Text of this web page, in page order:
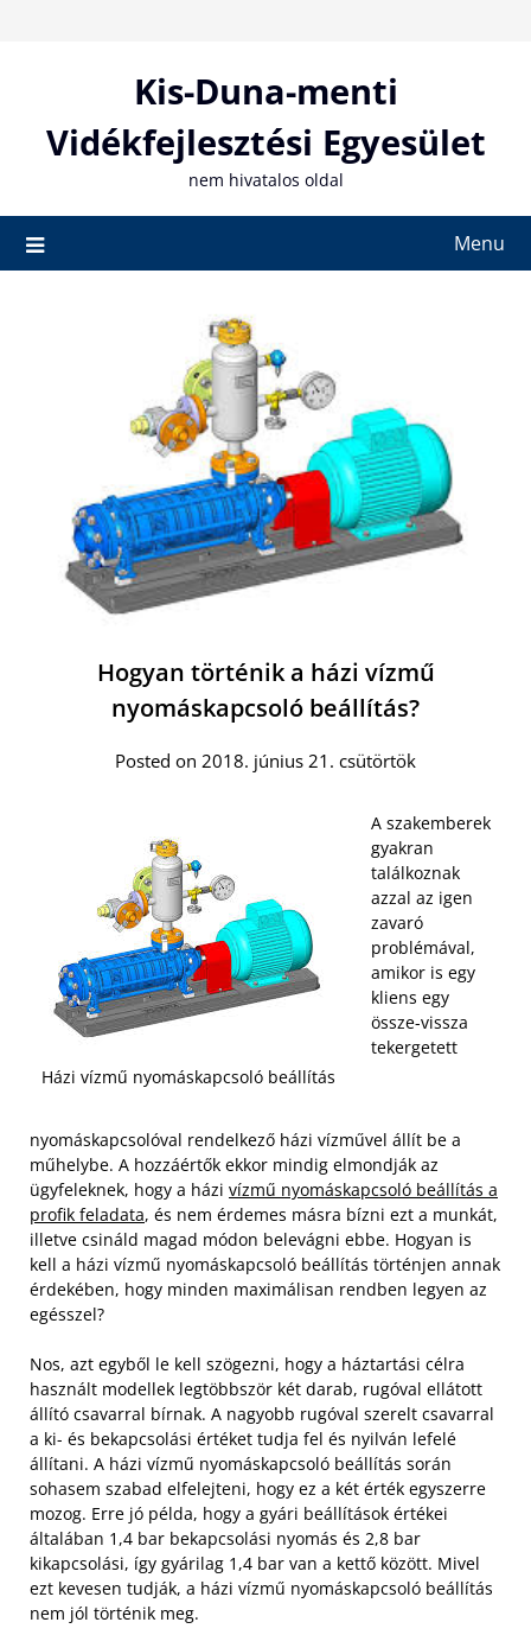
Kis-Duna-menti
Vidékfejlesztési Egyesület
nem hivatalos oldal
Menu
Hogyan történik a házi vízmű
nyomáskapcsoló beállítás?
Posted on 2018. június 21. csütörtök
Házi vízmű nyomáskapcsoló beállítás
A szakemberek
gyakran
találkoznak
azzal az igen
zavaró
problémával,
amikor is egy
kliens egy
össze-vissza
tekergetett
nyomáskapcsolóval rendelkező házi vízművel állít be a
műhelybe. A hozzáértők ekkor mindig elmondják az
ügyfeleknek, hogy a házi vízmű nyomáskapcsoló beállítás a
profik feladata, és nem érdemes másra bízni ezt a munkát,
illetve csináld magad módon belevágni ebbe. Hogyan is
kell a házi vízmű nyomáskapcsoló beállítás történjen annak
érdekében, hogy minden maximálisan rendben legyen az
egésszel?
Nos, azt egyből le kell szögezni, hogy a háztartási célra
használt modellek legtöbbször két darab, rugóval ellátott
állító csavarral bírnak. A nagyobb rugóval szerelt csavarral
a ki- és bekapcsolási értéket tudja fel és nyilván lefelé
állítani. A házi vízmű nyomáskapcsoló beállítás során
sohasem szabad elfelejteni, hogy ez a két érték egyszerre
mozog. Erre jó példa, hogy a gyári beállítások értékei
általában 1,4 bar bekapcsolási nyomás és 2,8 bar
kikapcsolási, így gyárilag 1,4 bar van a kettő között. Mivel
ezt kevesen tudják, a házi vízmű nyomáskapcsoló beállítás
nem jól történik meg.